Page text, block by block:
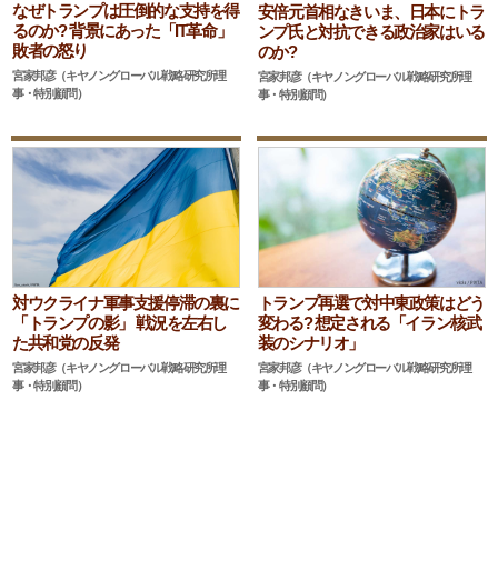
なぜトランプは圧倒的な支持を得
るのか? 背景にあった「IT革命」
敗者の怒り
宮家邦彦（キヤノングローバル戦略研究所理
事・特別顧問）
安倍元首相なきいま、日本にトラ
ンプ氏と対抗できる政治家はいる
のか?
宮家邦彦（キヤノングローバル戦略研究所理
事・特別顧問）
対ウクライナ軍事支援停滞の裏に
「トランプの影」 戦況を左右し
た共和党の反発
宮家邦彦（キヤノングローバル戦略研究所理
事・特別顧問）
トランプ再選で対中東政策はどう
変わる? 想定される「イラン核武
装のシナリオ」
宮家邦彦（キヤノングローバル戦略研究所理
事・特別顧問）